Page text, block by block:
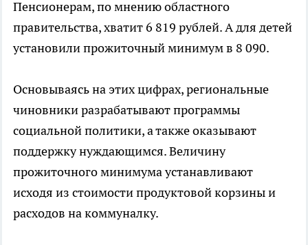
Пенсионерам, по мнению областного
правительства, хватит 6 819 рублей. А для детей
установили прожиточный минимум в 8 090.
Основываясь на этих цифрах, региональные
чиновники разрабатывают программы
социальной политики, а также оказывают
поддержку нуждающимся. Величину
прожиточного минимума устанавливают
исходя из стоимости продуктовой корзины и
расходов на коммуналку.